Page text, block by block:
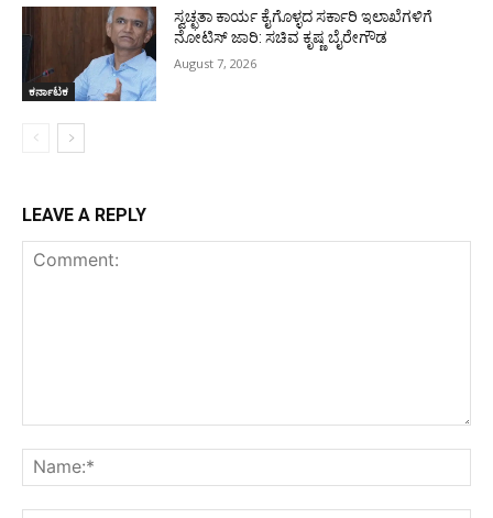
ಕರ್ನಾಟಕ
ಸ್ವಚ್ಛತಾ ಕಾರ್ಯ ಕೈಗೊಳ್ಳದ ಸರ್ಕಾರಿ ಇಲಾಖೆಗಳಿಗೆ
ನೋಟಿಸ್ ಜಾರಿ: ಸಚಿವ ಕೃಷ್ಣ ಬೈರೇಗೌಡ
August 7, 2026
LEAVE A REPLY